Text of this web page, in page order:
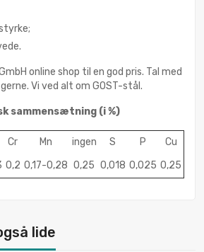
online shop til en god pris. Tal med
Vi ved alt om GOST-stål.
sammensætning (i %)
Cr Mn ingen S P
Cu
0,2 0,17-0,28 0,25 0,018 0,025 0,25
lide